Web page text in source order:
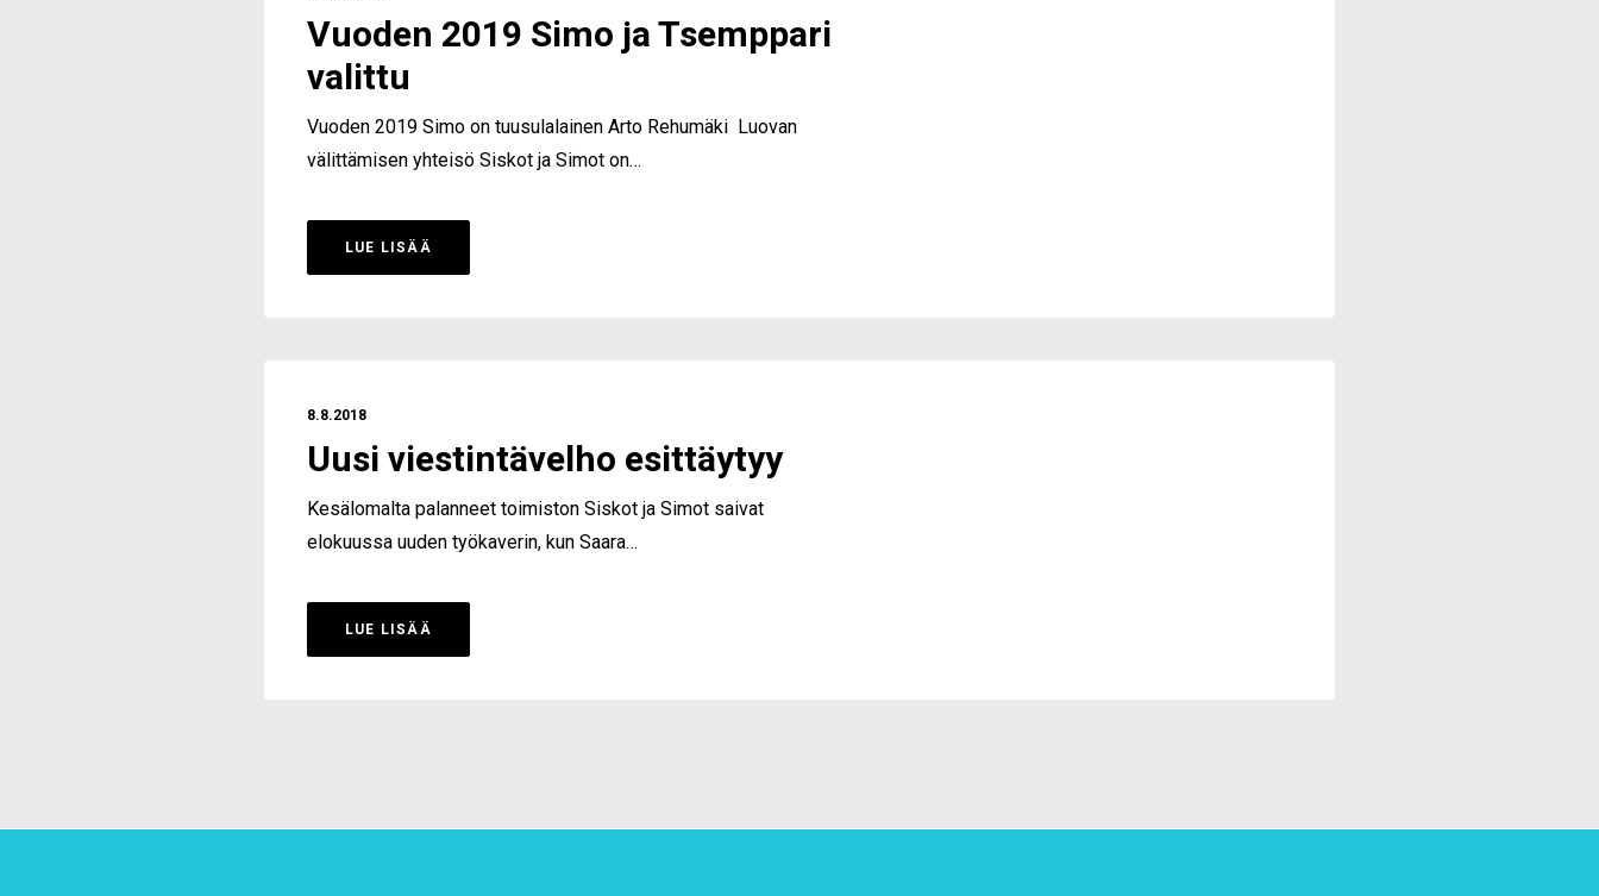
Vuoden 2019 Simo ja Tsemppari
valittu
Vuoden 2019 Simo on tuusulalainen Arto Rehumäki Luovan
välittämisen yhteisö Siskot ja Simot on…
LUE LISÄÄ
8.8.2018
Uusi viestintävelho esittäytyy
Kesälomalta palanneet toimiston Siskot ja Simot saivat
elokuussa uuden työkaverin, kun Saara…
LUE LISÄÄ